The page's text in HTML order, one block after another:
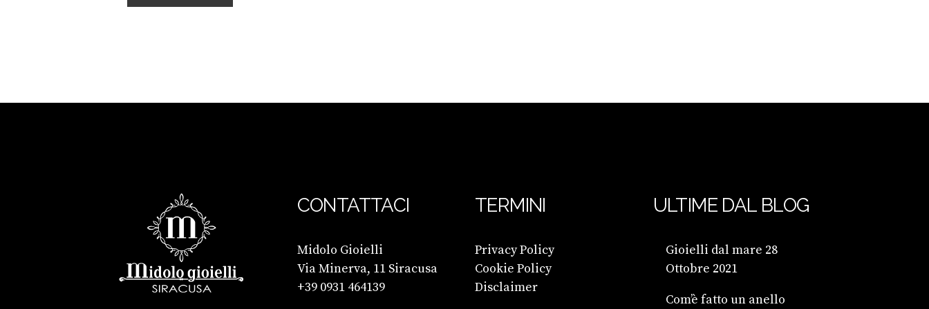
CONTATTACI
Midolo Gioielli
Via Minerva, 11 Siracusa
+39 0931 464139
TERMINI
Privacy Policy
Cookie Policy
Disclaimer
ULTIME DAL BLOG
Gioielli dal mare 28
Ottobre 2021
Com’è fatto un anello